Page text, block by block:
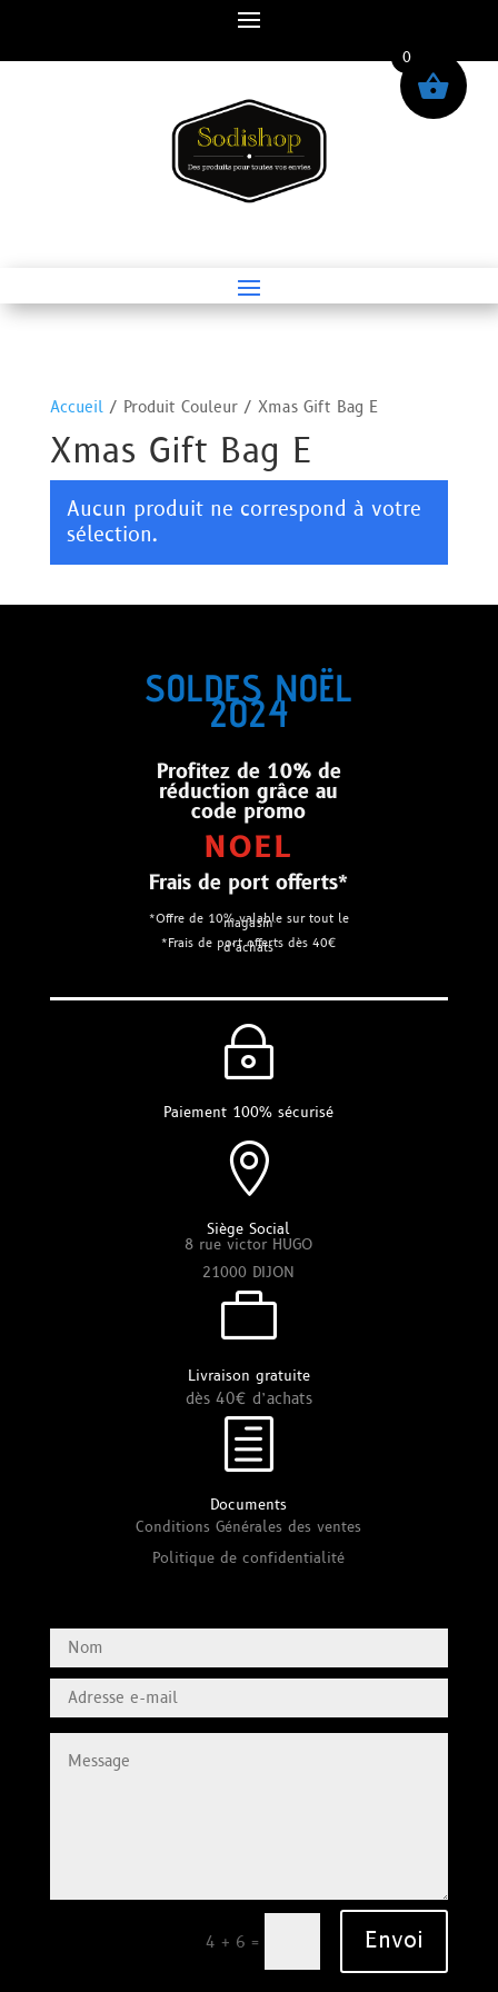
Accueil/ Produit Couleur / Xmas Gift Bag E
Xmas Gift Bag E
Aucun produit ne correspond à votre
sélection.
SOLDES NOËL
2024
Profitez de 10% de
réduction grâce au
code promo
NOEL
Frais de port offerts*
*Offre de 10% valable sur tout le
magasin
*Frais de port offerts dès 40€
d’achats
~
Paiement 100% sécurisé

Siège Social
8 rue victor HUGO
21000 DIJON

Livraison gratuite
dès 40€ d’achats
h
Documents
Conditions Générales des ventes
Politique de confidentialité
4 + 6 = Envoi
0